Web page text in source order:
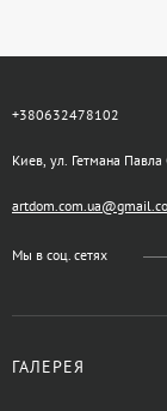
+380632478102
Киев, ул. Гетмана Павла
Мы в соц. сетях
ГАЛЕРЕЯ